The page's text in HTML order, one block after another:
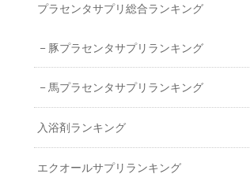
プラセンタサプリ総合ランキング
豚プラセンタサプリランキング
馬プラセンタサプリランキング
入浴剤ランキング
エクオールサプリランキング